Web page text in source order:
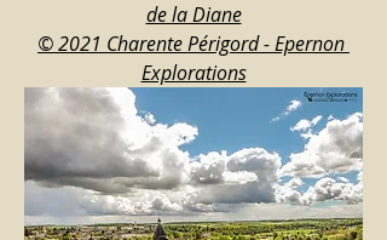
de la Diane
© 2021 Charente Périgord - Epernon
Explorations